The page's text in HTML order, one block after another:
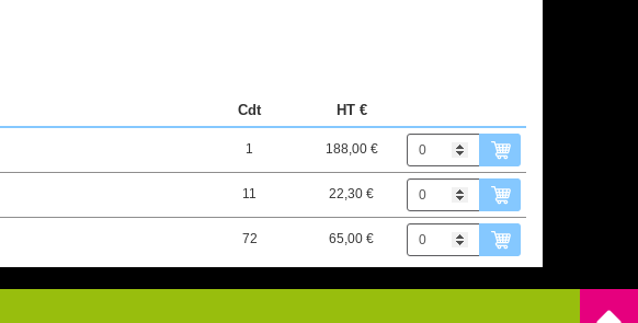
Cdt HT €
1 188,00 €
11 22,30 €
72 65,00 €